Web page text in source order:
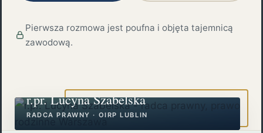
Pierwsza rozmowa jest poufna i objęta tajemnicą
zawodową.
r.pr. Lucyna Szabelska
RADCA PRAWNY · OIRP LUBLIN